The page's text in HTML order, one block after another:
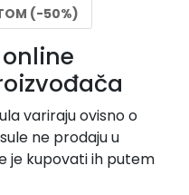
(-50%)
variraju ovisno o
ne prodaju u
je kupovati ih putem